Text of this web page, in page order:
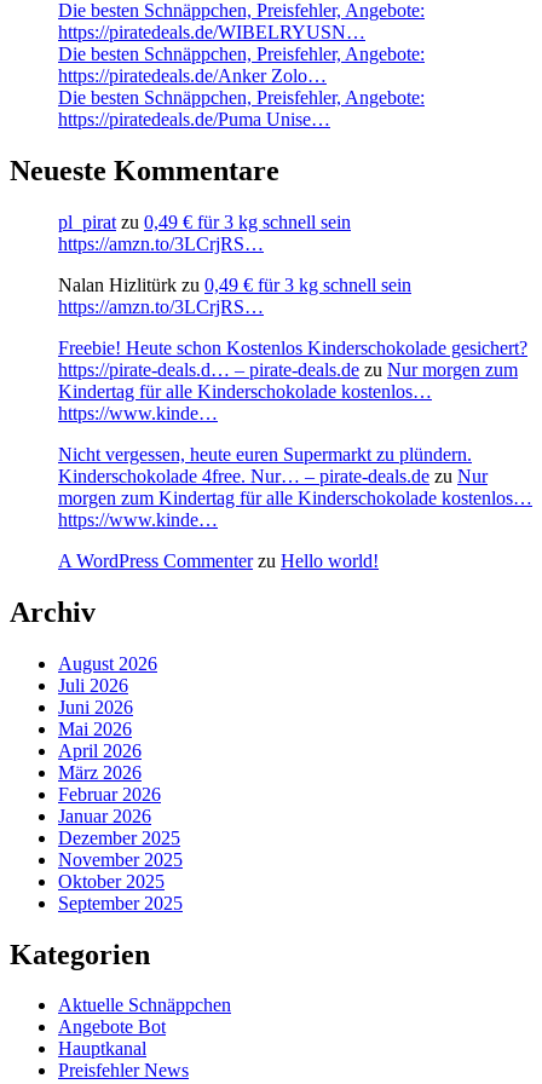
Die besten Schnäppchen, Preisfehler, Angebote:
https://piratedeals.de/WIBELRYUSN…
Die besten Schnäppchen, Preisfehler, Angebote:
https://piratedeals.de/Anker Zolo…
Die besten Schnäppchen, Preisfehler, Angebote:
https://piratedeals.de/Puma Unise…
Neueste Kommentare
pl_pirat zu 0,49 € für 3 kg schnell sein
https://amzn.to/3LCrjRS…
Nalan Hizlitürk zu 0,49 € für 3 kg schnell sein
https://amzn.to/3LCrjRS…
Freebie! Heute schon Kostenlos Kinderschokolade gesichert?
https://pirate-deals.d… – pirate-deals.de zu Nur morgen zum
Kindertag für alle Kinderschokolade kostenlos…
https://www.kinde…
Nicht vergessen, heute euren Supermarkt zu plündern.
Kinderschokolade 4free. Nur… – pirate-deals.de zu Nur
morgen zum Kindertag für alle Kinderschokolade kostenlos…
https://www.kinde…
A WordPress Commenterzu Hello world!
Archiv
August 2026
Juli 2026
Juni 2026
Mai 2026
April 2026
März 2026
Februar 2026
Januar 2026
Dezember 2025
November 2025
Oktober 2025
September 2025
Kategorien
Aktuelle Schnäppchen
Angebote Bot
Hauptkanal
Preisfehler News